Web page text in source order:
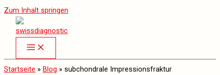
Zum Inhalt springen
Startseite » Blog » subchondrale Impressionsfraktur